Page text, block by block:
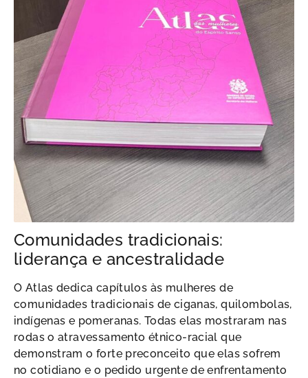
Comunidades tradicionais:
liderança e ancestralidade
O Atlas dedica capítulos às mulheres de
comunidades tradicionais de ciganas, quilombolas,
indígenas e pomeranas. Todas elas mostraram nas
rodas o atravessamento étnico-racial que
demonstram o forte preconceito que elas sofrem
no cotidiano e o pedido urgente de enfrentamento